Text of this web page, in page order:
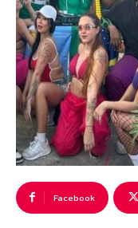
Facebook